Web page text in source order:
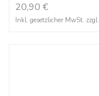
20,90 €
Inkl. gesetzlicher MwSt. zzgl.